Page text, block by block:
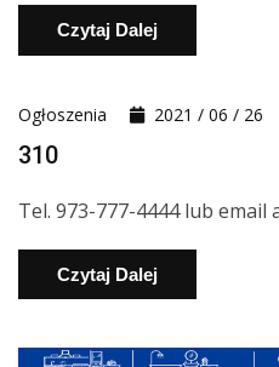
Czytaj Dalej
Ogłoszenia 2021 / 06 / 26
310
Tel. 973-777-4444 lub email
Czytaj Dalej